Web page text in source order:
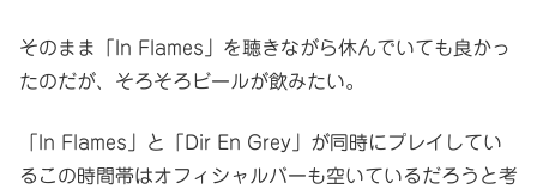
そのまま「In Flames」を聴きながら休んでいても良かっ
たのだが、そろそろビールが飲みたい。
「In Flames」と「Dir En Grey」が同時にプレイしてい
るこの時間帯はオフィシャルバーも空いているだろうと考